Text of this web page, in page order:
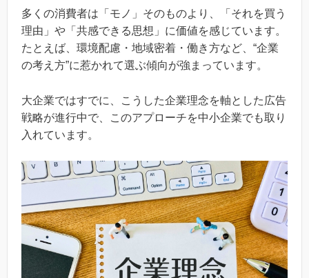
多くの消費者は「モノ」そのものより、「それを買う
理由」や「共感できる思想」に価値を感じています。
たとえば、環境配慮・地域密着・働き方など、“企業
の考え方”に惹かれて選ぶ傾向が強まっています。
大企業ではすでに、こうした企業理念を軸とした広告
戦略が進行中で、このアプローチを中小企業でも取り
入れています。